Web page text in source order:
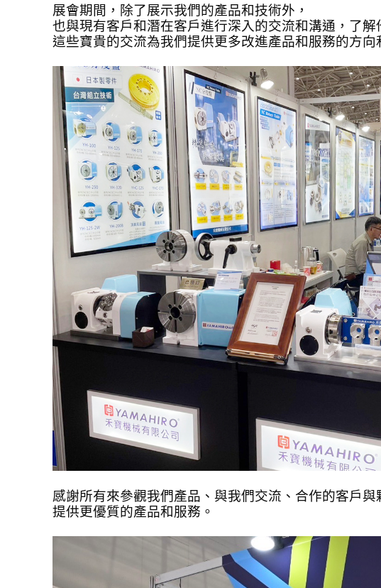
展會期間，除了展示我們的產品和技術外，
也與現有客戶和潛在客戶進行深入的交流和溝通，了解
這些寶貴的交流為我們提供更多改進產品和服務的方向
感謝所有來參觀我們產品、與我們交流、合作的客戶
提供更優質的產品和服務。